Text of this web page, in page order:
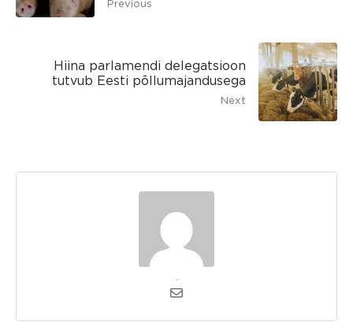
Previous
Hiina parlamendi delegatsioon
tutvub Eesti põllumajandusega
Next